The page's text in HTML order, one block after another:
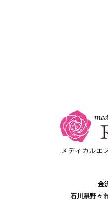
メディカルエ
金
石川県野々